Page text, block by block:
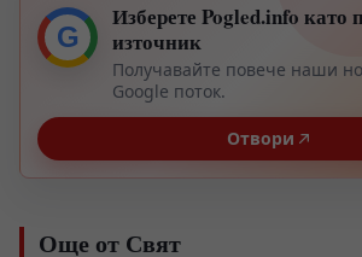
G
Изберете Pogled.info като
източник
Получавайте повече наши
Google поток.
Отвори
Още от Свят